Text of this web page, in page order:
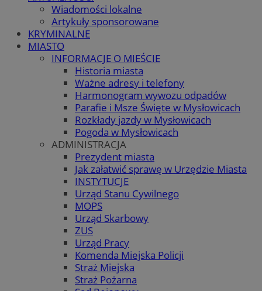
Wiadomości lokalne
Artykuły sponsorowane
KRYMINALNE
MIASTO
INFORMACJE O MIEŚCIE
Historia miasta
Ważne adresy i telefony
Harmonogram wywozu odpadów
Parafie i Msze Święte w Mysłowicach
Rozkłady jazdy w Mysłowicach
Pogoda w Mysłowicach
ADMINISTRACJA
Prezydent miasta
Jak załatwić sprawę w Urzędzie Miasta
INSTYTUCJE
Urząd Stanu Cywilnego
MOPS
Urząd Skarbowy
ZUS
Urząd Pracy
Komenda Miejska Policji
Straż Miejska
Straż Pożarna